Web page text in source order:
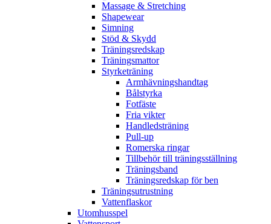
Massage & Stretching
Shapewear
Simning
Stöd & Skydd
Träningsredskap
Träningsmattor
Styrketräning
Armhävningshandtag
Bålstyrka
Fotfäste
Fria vikter
Handledsträning
Pull-up
Romerska ringar
Tillbehör till träningsställning
Träningsband
Träningsredskap för ben
Träningsutrustning
Vattenflaskor
Utomhusspel